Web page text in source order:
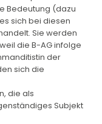
Bedeutung (dazu
sich bei diesen
Sie werden
die B-AG infolge
der
sich die
die als
Subjekt